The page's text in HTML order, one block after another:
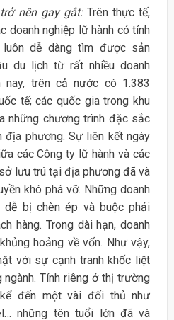
nên gay gắt:Trên thực tế,
doanh nghiệp lữ hành có tính
luôn dễ dàng tìm được sản
du lịch từ rất nhiều doanh
nay, trên cả nước có 1.383
tế; các quốc gia trong khu
những chương trình đặc sắc
địa phương. Sự liên kết ngày
các Công ty lữ hành và các
lưu trú tại địa phương đã và
khó phá vỡ. Những doanh
dễ bị chèn ép và buộc phải
hàng. Trong dài hạn, doanh
hoảng về vốn. Như vậy,
với sự cạnh tranh khốc liệt
Tính riêng ở thị trường
đến một vài đối thủ như
những tên tuổi lớn đã và